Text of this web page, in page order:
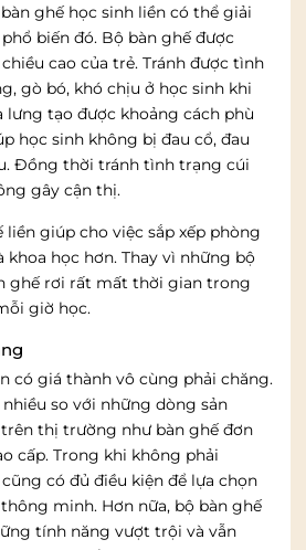
ghế học sinh liền có thể giải
biến đó. Bộ bàn ghế được
cao của trẻ. Tránh được tình
gò bó, khó chịu ở học sinh khi
lưng tạo được khoảng cách phù
học sinh không bị đau cổ, đau
Đồng thời tránh tình trạng cúi
gây cận thị.
liền giúp cho việc sắp xếp phòng
khoa học hơn. Thay vì những bộ
ghế rơi rất mất thời gian trong
giờ học.
có giá thành vô cùng phải chăng.
so với những dòng sản
thị trường như bàn ghế đơn
cấp. Trong khi không phải
có đủ điều kiện để lựa chọn
minh. Hơn nữa, bộ bàn ghế
tính năng vượt trội và vẫn